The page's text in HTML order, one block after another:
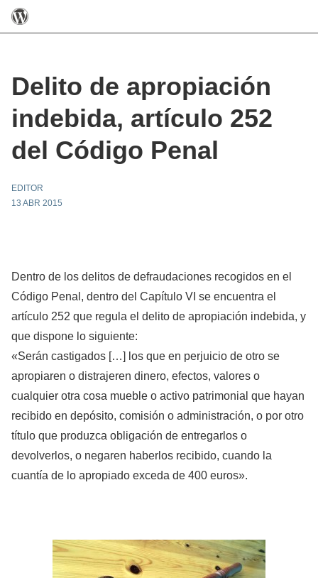
Delito de apropiación
indebida, artículo 252
del Código Penal
EDITOR
13 ABR 2015
Dentro de los delitos de defraudaciones recogidos en el
Código Penal, dentro del Capítulo VI se encuentra el
artículo 252 que regula el delito de apropiación indebida, y
que dispone lo siguiente:
«Serán castigados […] los que en perjuicio de otro se
apropiaren o distrajeren dinero, efectos, valores o
cualquier otra cosa mueble o activo patrimonial que hayan
recibido en depósito, comisión o administración, o por otro
título que produzca obligación de entregarlos o
devolverlos, o negaren haberlos recibido, cuando la
cuantía de lo apropiado exceda de 400 euros».